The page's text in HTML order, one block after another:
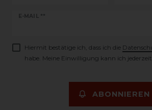
E-MAIL **
Newsletter
Hiermit bestätige ich, dass ich die
habe. Meine Einwilligung kann ich
ABONNIEREN